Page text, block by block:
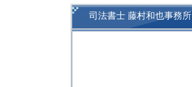
司法書士 藤村和也事務所